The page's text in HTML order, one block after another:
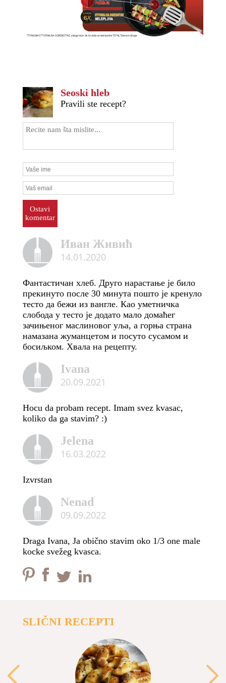
Seoski hleb
Pravili ste recept?
Ostavi
komentar
Иван Живић
14.01.2020
Фантастичан хлеб. Друго нарастање је било
прекинуто после 30 минута пошто је кренуло
тесто да бежи из вангле. Као уметничка
слобода у тесто је додато мало домаћег
зачињеног маслиновог уља, а горња страна
намазана жуманцетом и посуто сусамом и
босиљком. Хвала на рецепту.
Ivana
20.09.2021
Hocu da probam recept. Imam svez kvasac,
koliko da ga stavim? :)
Jelena
16.03.2022
Izvrstan
Nenad
09.09.2022
Draga Ivana, Ja obično stavim oko 1/3 one male
kocke svežeg kvasca.
SLIČNI RECEPTI